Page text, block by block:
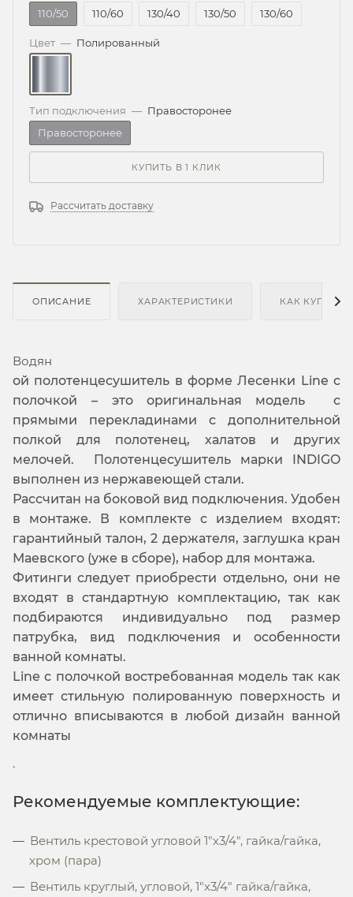
110/50 110/60 130/40 130/50 130/60
Цвет — Полированный
Тип подключения — Правосторонее
Правосторонее
КУПИТЬ В 1 КЛИК
Рассчитать доставку
ОПИСАНИЕ ХАРАКТЕРИСТИКИ КАК КУПИТЬ
Водян
ой полотенцесушитель в форме Лесенки Line с
полочкой – это оригинальная модель с
прямыми перекладинами с дополнительной
полкой для полотенец, халатов и других
мелочей. Полотенцесушитель марки INDIGO
выполнен из нержавеющей стали.
Рассчитан на боковой вид подключения. Удобен
в монтаже. В комплекте с изделием входят:
гарантийный талон, 2 держателя, заглушка кран
Маевского (уже в сборе), набор для монтажа.
Фитинги следует приобрести отдельно, они не
входят в стандартную комплектацию, так как
подбираются индивидуально под размер
патрубка, вид подключения и особенности
ванной комнаты.
Line с полочкой востребованная модель так как
имеет стильную полированную поверхность и
отлично вписываются в любой дизайн ванной
комнаты
.
Рекомендуемые комплектующие:
Вентиль крестовой угловой 1"х3/4", гайка/гайка,
хром (пара)
Вентиль круглый, угловой, 1"х3/4" гайка/гайка,